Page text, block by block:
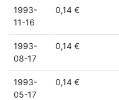
1993-
11-16
0,14 €
1993-
08-17
0,14 €
1993-
05-17
0,14 €